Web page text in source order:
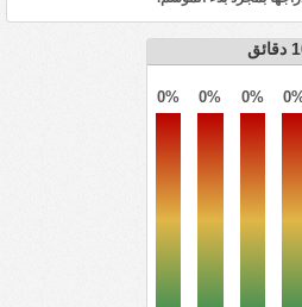
0% 0% 0%